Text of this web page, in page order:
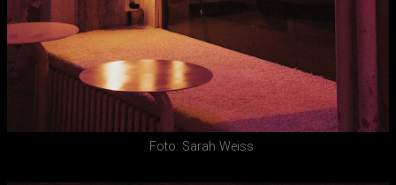
Foto: Sarah Weiss